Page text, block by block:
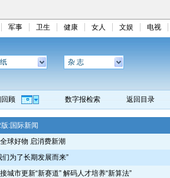
军事 卫生 健康 女人 文娱 电视
杂 志
顾 数字报检索 返回目录
:国际新闻
球好物 启消费新潮
们为了长期发展而来”
城市更新“新赛道” 解码人才培养“新算法”